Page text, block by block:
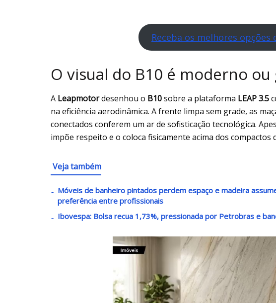
Receba os melhores opções
O visual do B10 é moderno ou
A Leapmotordesenhou o B10sobre a plataforma LEAP 3.5
na eficiência aerodinâmica. A frente limpa sem grade, as
conectados conferem um ar de sofisticação tecnológica.
impõe respeito e o coloca fisicamente acima dos compactos
Veja também
Móveis de banheiro pintados perdem espaço e madeira
preferência entre profissionais
Ibovespa: Bolsa recua 1,73%, pressionada por Petrobras e